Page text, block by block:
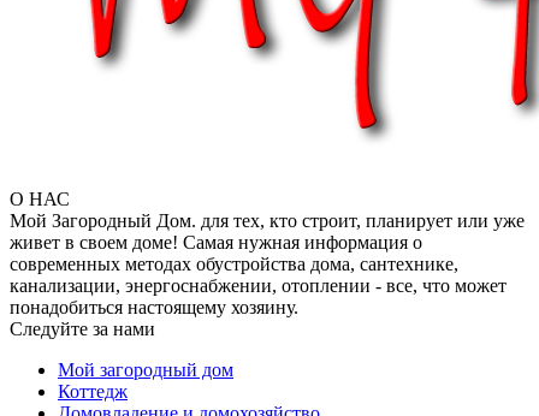
О НАС
Мой Загородный Дом. для тех, кто строит, планирует или уже
живет в своем доме! Самая нужная информация о
современных методах обустройства дома, сантехнике,
канализации, энергоснабжении, отоплении - все, что может
понадобиться настоящему хозяину.
Следуйте за нами
Мой загородный дом
Коттедж